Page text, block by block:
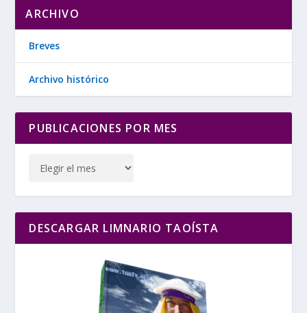
ARCHIVO
Breves
Archivo histórico
PUBLICACIONES POR MES
DESCARGAR LIMNARIO TAOÍSTA